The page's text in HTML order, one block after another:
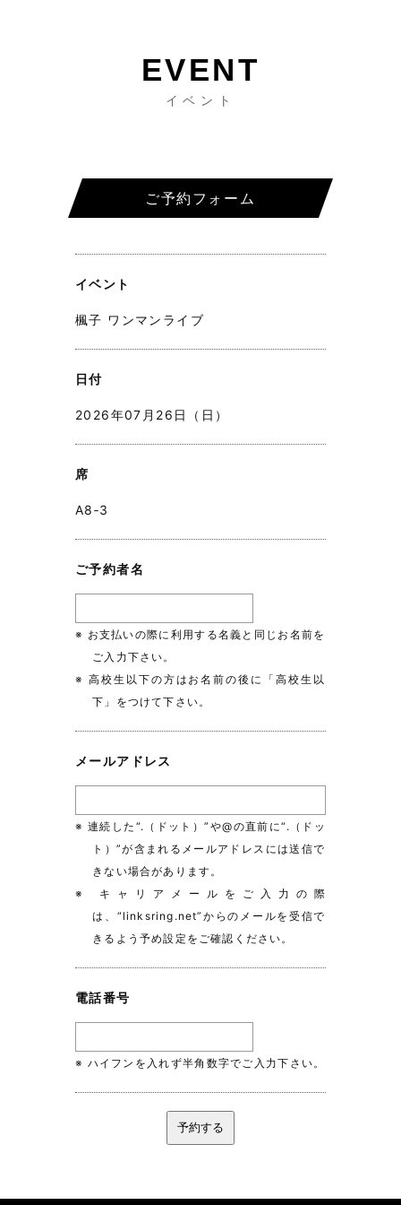
イベント
ご予約フォーム
イベント
楓子 ワンマンライブ
日付
2026年07月26日（日）
席
A8‐3
ご予約者名
※ お支払いの際に利用する名義と同じお名前を
ご入力下さい。
※ 高校生以下の方はお名前の後に「高校生以
下」をつけて下さい。
メールアドレス
※ 連続した“.（ドット）”や@の直前に“.（ドッ
ト）”が含まれるメールアドレスには送信で
きない場合があります。
※ キャリアメールをご入力の際
は、“linksring.net”からのメールを受信で
きるよう予め設定をご確認ください。
電話番号
※ ハイフンを入れず半角数字でご入力下さい。